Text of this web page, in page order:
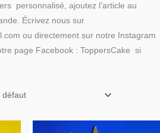
personnalisé, ajoutez l’article au
Écrivez nous sur
ou directement sur notre Instagram
page Facebook : ToppersCake si